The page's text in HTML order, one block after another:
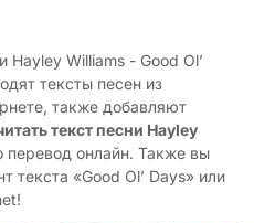
Hayley Williams - Good Ol’
тексты песен из
также добавляют
текст песни Hayley
перевод онлайн. Также вы
текста «Good Ol’ Days» или